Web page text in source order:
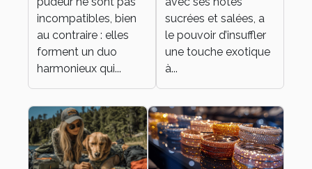
tout
événement ?
incompatibles, bien
au contraire : elles
forment un duo
harmonieux qui...
sucrées et salées, a
le pouvoir d’insuffler
une touche exotique
à...